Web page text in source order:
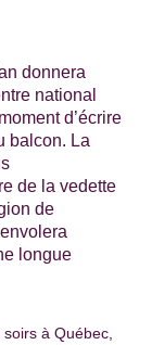
donnera
national
d’écrire
balcon. La
de la vedette
de
longue
à Québec,